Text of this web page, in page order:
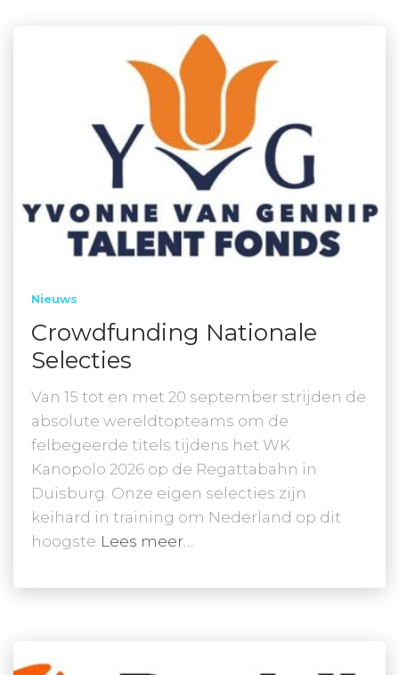
Nieuws
Crowdfunding Nationale
Selecties
Van 15 tot en met 20 september strijden de
absolute wereldtopteams om de
felbegeerde titels tijdens het WK
Kanopolo 2026 op de Regattabahn in
Duisburg. Onze eigen selecties zijn
keihard in training om Nederland op dit
hoogste Lees meer…